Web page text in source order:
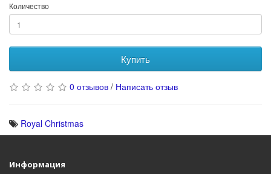
Количество
Купить
0 отзывов / Написать отзыв
Royal Christmas
Информация